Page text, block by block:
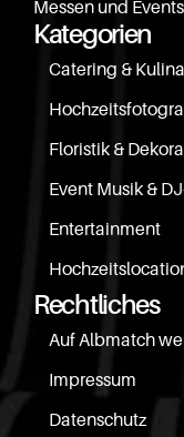
Messen und
Kategorien
Catering &
Floristik &
Event Musik &
Entertainment
Rechtliches
Auf Albmatch
Impressum
Datenschutz